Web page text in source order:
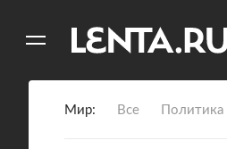
Мир Все Политика